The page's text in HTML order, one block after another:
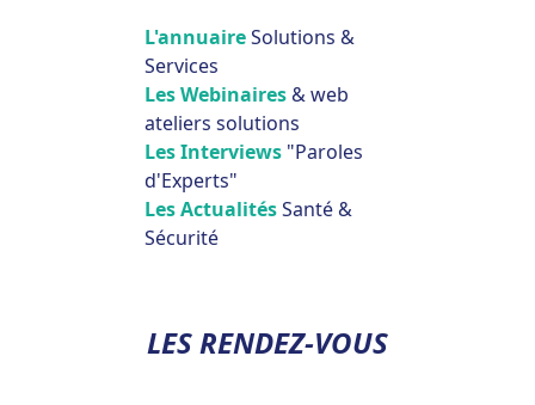
L'annuaireSolutions &
Services
Les Webinaires& web
ateliers solutions
Les Interviews "Paroles
d'Experts"
Les ActualitésSanté &
Sécurité
LES RENDEZ-VOUS